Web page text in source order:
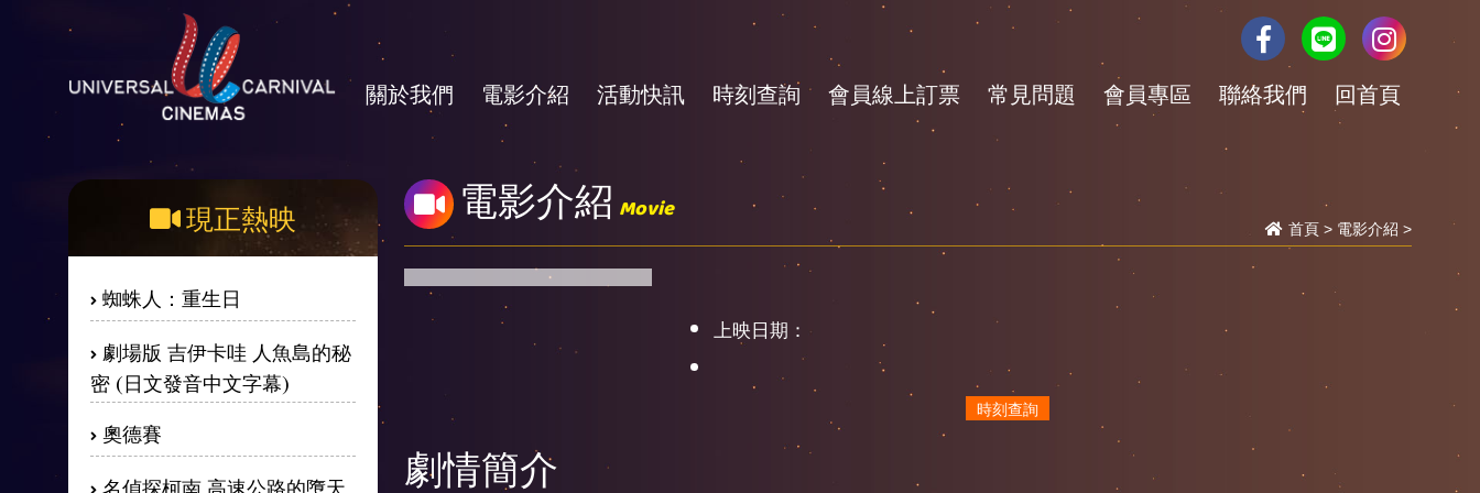
關於我們 電影介紹 活動快訊 時刻查詢 會員線上訂票 常見問題 會員專區 聯絡我們 回首頁
現正熱映
蜘蛛人：重生日
劇場版 吉伊卡哇 人魚島的秘
密 (日文發音中文字幕)
奧德賽
名偵探柯南 高速公路的墮天
電影介紹 Movie
首頁 > 電影介紹 >
上映日期：
時刻查詢
劇情簡介